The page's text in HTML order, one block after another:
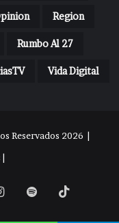
Region
Rumbo Al 27
Vida Digital
Reservados 2026 |
|
Instagram
Spotify